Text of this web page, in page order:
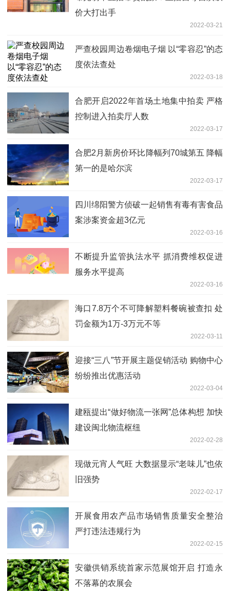
价大打出手
2022-03-21
严查校园周边卷烟电子烟 以“零容忍”的态
度依法查处
2022-03-18
合肥开启2022年首场土地集中拍卖 严格
控制进入拍卖厅人数
2022-03-17
合肥2月新房价环比降幅列70城第五 降幅
第一的是哈尔滨
2022-03-17
四川绵阳警方侦破一起销售有毒有害食品
案涉案资金超3亿元
2022-03-16
不断提升监管执法水平 抓消费维权促进
服务水平提高
2022-03-16
海口7.8万个不可降解塑料餐碗被查扣 处
罚金额为1万-3万元不等
2022-03-11
迎接“三八”节开展主题促销活动 购物中心
纷纷推出优惠活动
2022-03-04
建瓯提出“做好物流一张网”总体构想 加快
建设闽北物流枢纽
2022-02-28
现做元宵人气旺 大数据显示“老味儿”也依
旧强势
2022-02-17
开展食用农产品市场销售质量安全整治
严打违法违规行为
2022-02-15
安徽供销系统首家示范展馆开启 打造永
不落幕的农展会